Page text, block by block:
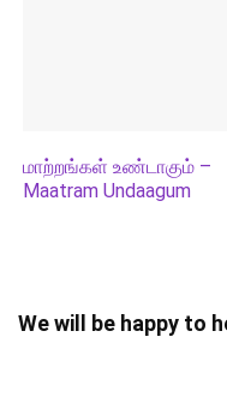
மாற்றங்கள் உண்டாகும் –
Maatram Undaagum
We will be happy to